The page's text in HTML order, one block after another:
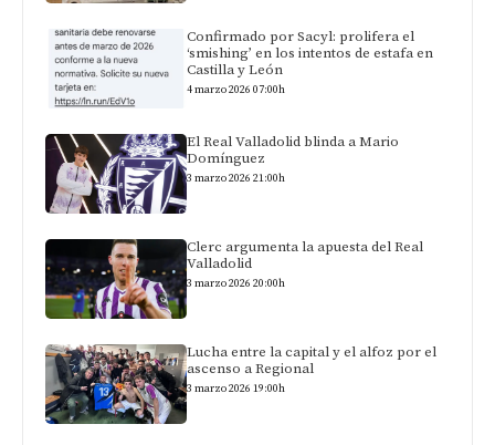
Confirmado por Sacyl: prolifera el
‘smishing’ en los intentos de estafa en
Castilla y León
4 marzo 2026 07:00h
El Real Valladolid blinda a Mario
Domínguez
3 marzo 2026 21:00h
Clerc argumenta la apuesta del Real
Valladolid
3 marzo 2026 20:00h
Lucha entre la capital y el alfoz por el
ascenso a Regional
3 marzo 2026 19:00h